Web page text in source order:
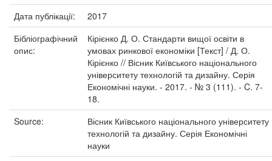
Дата публікації:
2017
Бібліографічний
опис:
Кірієнко Д. О. Стандарти вищої освіти в
умовах ринкової економіки [Текст] / Д. О.
Кірієнко // Вісник Київського національного
університету технологій та дизайну. Серія
Економічні науки. - 2017. - № 3 (111). - C. 7-
18.
Source:
Вісник Київського національного університету
технологій та дизайну. Серія Економічні
науки